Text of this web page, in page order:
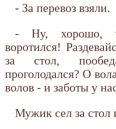
- За перевоз взяли.
- Ну, хорошо,
воротился!
за стол,
проголодался? О
волов - и заботы у
Мужик сел за стол